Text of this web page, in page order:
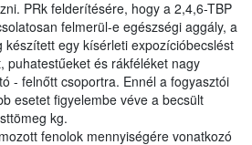
PRk felderítésére, hogy a 2,4,6-TBP
felmerül-e egészségi aggály, a
készített egy kísérleti expozícióbecslést
puhatestűeket és rákféléket nagy
- felnőtt csoportra. Ennél a fogyasztói
esetet figyelembe véve a becsült
kg.
fenolok mennyiségére vonatkozó